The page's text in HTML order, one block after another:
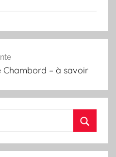
Chambord – à savoir